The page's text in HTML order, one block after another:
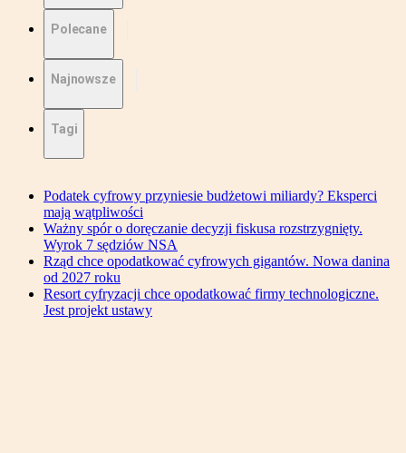
Polecane
Najnowsze
Tagi
Podatek cyfrowy przyniesie budżetowi miliardy? Eksperci
mają wątpliwości
Ważny spór o doręczanie decyzji fiskusa rozstrzygnięty.
Wyrok 7 sędziów NSA
Rząd chce opodatkować cyfrowych gigantów. Nowa danina
od 2027 roku
Resort cyfryzacji chce opodatkować firmy technologiczne.
Jest projekt ustawy